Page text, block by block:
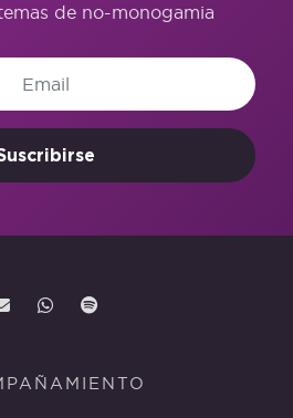
de no-monogamia